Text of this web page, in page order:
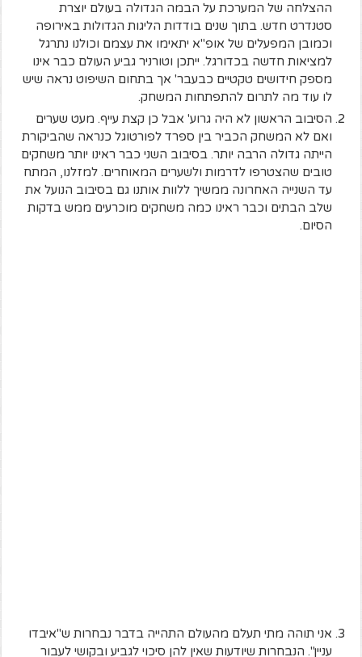
ההצלחה של המערכת על הבמה הגדולה בעולם יוצרת
סטנדרט חדש. בתוך שנים בודדות הליגות הגדולות באירופה
וכמובן המפעלים של אופ"א יתאימו את עצמם וכולנו נתרגל
למציאות חדשה בכדורגל. ייתכן וטורניר גביע העולם כבר אינו
מספק חידושים טקטיים כבעבר' אך בתחום השיפוט נראה שיש
לו עוד מה לתרום להתפתחות המשחק.
הסיבוב הראשון לא היה גרוע' אבל כן קצת עייף. מעט שערים
ואם לא המשחק הכביר בין ספרד לפורטוגל כנראה שהביקורת
הייתה גדולה הרבה יותר. בסיבוב השני כבר ראינו יותר משחקים
טובים שהצטרפו לדרמות ולשערים המאוחרים. למזלנו, המתח
עד השנייה האחרונה ממשיך ללוות אותנו גם בסיבוב הנועל את
שלב הבתים וכבר ראינו כמה משחקים מוכרעים ממש בדקות
הסיום.
אני תוהה מתי תעלם מהעולם התהייה בדבר נבחרות ש"איבדו
עניין". הנבחרות שיודעות שאין להן סיכוי לגביע ובקושי לעבור